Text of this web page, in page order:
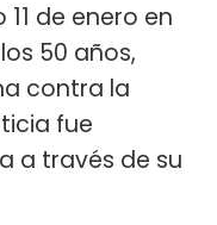
de enero en
50 años,
contra la
fue
a través de su